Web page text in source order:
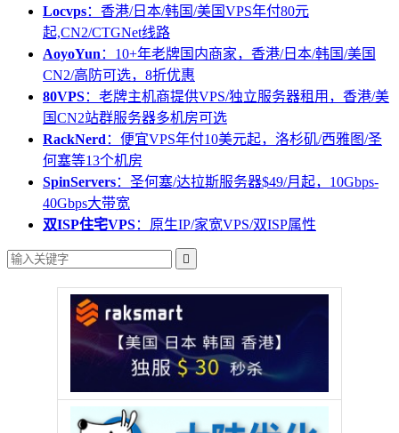
Locvps：香港/日本/韩国/美国VPS年付80元
起,CN2/CTGNet线路
AoyoYun ：10+年老牌国内商家，香港/日本/韩国/美国
CN2/高防可选，8折优惠
80VPS：老牌主机商提供VPS/独立服务器租用，香港/美
国CN2站群服务器多机房可选
RackNerd ：便宜VPS年付10美元起，洛杉矶/西雅图/圣
何塞等13个机房
SpinServers：圣何塞/达拉斯服务器$49/月起，10Gbps-
40Gbps大带宽
双ISP住宅VPS：原生IP/家宽VPS/双ISP属性
